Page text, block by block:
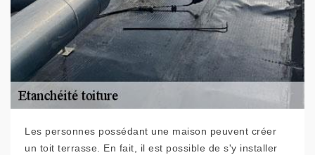
Les personnes possédant une maison peuvent créer
un toit terrasse. En fait, il est possible de s'y installer